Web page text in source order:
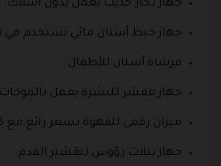
جهاز بخار حديث يعمل بدون أسلاك.
جهاز خيط أسنان مائي يستخدم في
فرشاة أسنان للأطفال.
جهاز مقشر للبشرة يعمل
ميزان رقمي للقهوة بسعر رائع
جهاز بثلاث رؤوس لتقشير القدم.